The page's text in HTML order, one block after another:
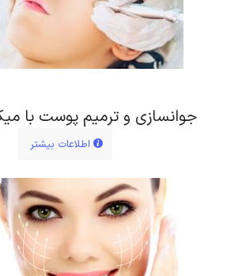
جوانسازی و ترمیم پوست با
اطلاعات بیشتر